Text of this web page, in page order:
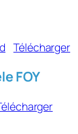
Télécharger
FOY